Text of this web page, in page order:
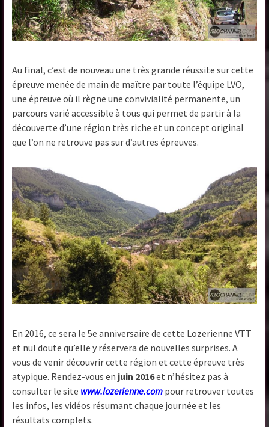
Au final, c’est de nouveau une très grande réussite sur cette
épreuve menée de main de maître par toute l’équipe LVO,
une épreuve où il règne une convivialité permanente, un
parcours varié accessible à tous qui permet de partir à la
découverte d’une région très riche et un concept original
que l’on ne retrouve pas sur d’autres épreuves.
En 2016, ce sera le 5e anniversaire de cette Lozerienne VTT
et nul doute qu’elle y réservera de nouvelles surprises. A
vous de venir découvrir cette région et cette épreuve très
atypique. Rendez-vous en juin 2016et n’hésitez pas à
consulter le site www.lozerienne.com pour retrouver toutes
les infos, les vidéos résumant chaque journée et les
résultats complets.